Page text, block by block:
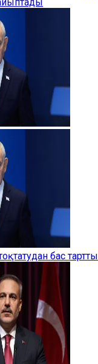
бас тартты